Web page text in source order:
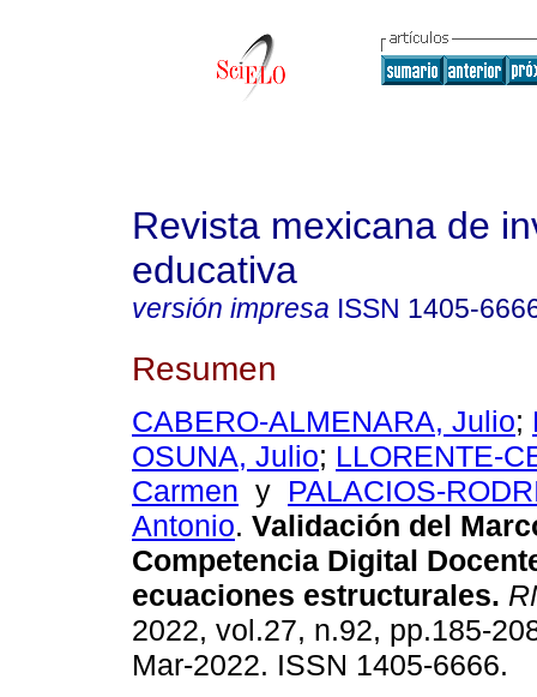
Revista mexicana de
educativa
versión impresa ISSN 1405-
Resumen
CABERO-ALMENARA, Julio;
OSUNA, Julio; LLORENTE-
Carmen y PALACIOS-
Antonio. Validación del
Competencia Digital
ecuaciones estructurales.
2022, vol.27, n.92, pp.185-
Mar-2022. ISSN 1405-6666.